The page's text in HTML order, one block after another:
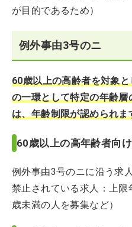
が目的であるため）
例外事由3号のニ
60歳以上の高齢者を対象
の一環として特定の年齢
は、年齢制限が認められま
60歳以上の高年齢者向
例外事由3号のニに沿う求
禁止されている求人：上
歳未満の人を募集など）